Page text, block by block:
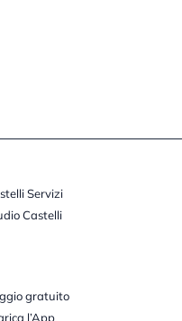
Servizi
Castelli
gratuito
l’App